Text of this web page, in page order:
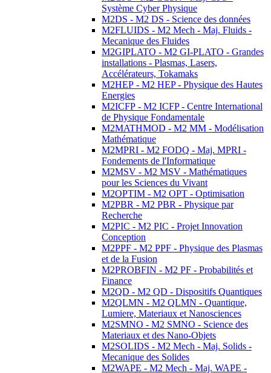
Système Cyber Physique
M2DS - M2 DS - Science des données
M2FLUIDS - M2 Mech - Maj. Fluids -
Mecanique des Fluides
M2GIPLATO - M2 GI-PLATO - Grandes
installations - Plasmas, Lasers,
Accélérateurs, Tokamaks
M2HEP - M2 HEP - Physique des Hautes
Energies
M2ICFP - M2 ICFP - Centre International
de Physique Fondamentale
M2MATHMOD - M2 MM - Modélisation
Mathématique
M2MPRI - M2 FODQ - Maj. MPRI -
Fondements de l'Informatique
M2MSV - M2 MSV - Mathématiques
pour les Sciences du Vivant
M2OPTIM - M2 OPT - Optimisation
M2PBR - M2 PBR - Physique par
Recherche
M2PIC - M2 PIC - Projet Innovation
Conception
M2PPF - M2 PPF - Physique des Plasmas
et de la Fusion
M2PROBFIN - M2 PF - Probabilités et
Finance
M2QD - M2 QD - Dispositifs Quantiques
M2QLMN - M2 QLMN - Quantique,
Lumiere, Materiaux et Nanosciences
M2SMNO - M2 SMNO - Science des
Materiaux et des Nano-Objets
M2SOLIDS - M2 Mech - Maj. Solids -
Mecanique des Solides
M2WAPE - M2 Mech - Maj. WAPE -